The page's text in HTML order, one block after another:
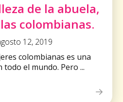
de la abuela,
colombianas.
12, 2019
colombianas es una
todo el mundo. Pero ...